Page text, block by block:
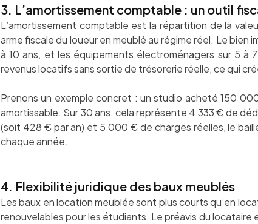
3. L’amortissement comptable : un outil
L’amortissement comptable est la répartition de la
arme fiscale du loueur en meublé au régime réel. Le bien
à 10 ans, et les équipements électroménagers sur 5
revenus locatifs sans sortie de trésorerie réelle, ce qui
Prenons un exemple concret : un studio acheté 150
amortissable. Sur 30 ans, cela représente 4 333 € de
(soit 428 € par an) et 5 000 € de charges réelles, le
chaque année.
4. Flexibilité juridique des baux meublés
Les baux en location meublée sont plus courts qu’en
renouvelables pour les étudiants. Le préavis du